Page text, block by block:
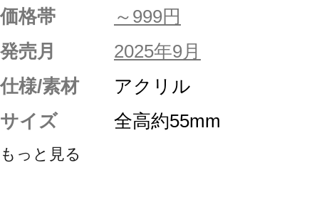
価格帯
～999円
発売月
2025年9月
仕様/素材
アクリル
サイズ
全高約55mm
もっと見る